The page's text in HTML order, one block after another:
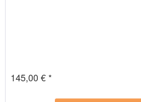
145,00 € *